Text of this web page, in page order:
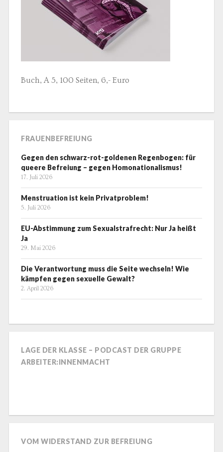
Buch, A 5, 100 Seiten, 6,- Euro
FRAUENBEFREIUNG
Gegen den schwarz-rot-goldenen Regenbogen: für
queere Befreiung – gegen Homonationalismus!
17. Juli 2026
Menstruation ist kein Privatproblem!
5. Juli 2026
EU-Abstimmung zum Sexualstrafrecht: Nur Ja heißt
Ja
29. Mai 2026
Die Verantwortung muss die Seite wechseln! Wie
kämpfen gegen sexuelle Gewalt?
2. April 2026
LAGE DER KLASSE – PODCAST DER GRUPPE
ARBEITER:INNENMACHT
VOM WIDERSTAND ZUR BEFREIUNG